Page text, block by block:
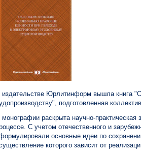
издательстве Юрлитинформ вышла книга
подготовленная
монографии раскрыта научно-
С учетом отечественного и
основные идеи по
которого зависит от